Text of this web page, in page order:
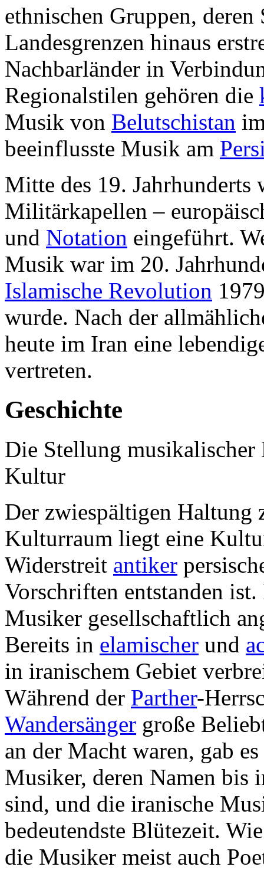
ethnischen Gruppen,
Landesgrenzen hinaus
Nachbarländer in
Regionalstilen gehören die
Musik von Belutschistan
beeinflusste Musik am
Mitte des 19. Jahrhunderts
Militärkapellen –
und Notation eingeführt.
Musik war im 20.
Islamische Revolution
wurde. Nach der
heute im Iran eine
vertreten.
Geschichte
Die Stellung
Kultur
Der zwiespältigen
Kulturraum liegt eine
Widerstreit antiker
Vorschriften entstanden
Musiker gesellschaftlich
Bereits in elamischer und
in iranischem Gebiet
Während der Parther-
Wandersänger große
an der Macht waren, gab
Musiker, deren Namen bis
sind, und die iranische
bedeutendste Blütezeit.
die Musiker meist auch